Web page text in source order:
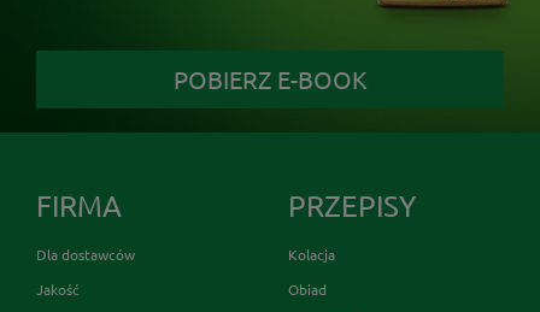
POBIERZ E-BOOK
FIRMA
Dla dostawców
Jakość
PRZEPISY
Kolacja
Obiad